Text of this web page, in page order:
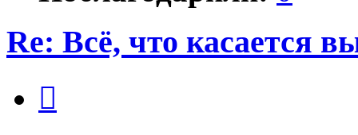
Re: Всё, что касается